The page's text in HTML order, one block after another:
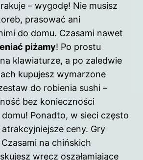
– wygodę! Nie musisz
prasować ani
do domu. Czasami nawet
piżamy! Po prostu
klawiaturze, a po zaledwie
kupujesz wymarzone
do robienia sushi –
bez konieczności
Ponadto, w sieci często
ceny. Gry
na chińskich
wręcz oszałamiające